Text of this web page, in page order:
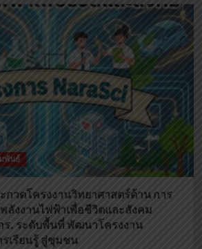
พันธ์
กวดโครงงานวิทยาศาสตร์ด้าน การ
ลังงานไฟฟ้าเพื่อชีวิตและสังคม
. ระดับพื้นที่ พัฒนาโครงงาน
เรียนรู้ สู่ชุมชน